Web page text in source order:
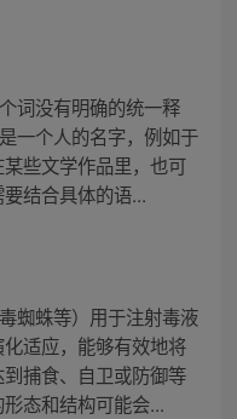
词没有明确的统一释
一个人的名字，例如于
些文学作品里，也可
结合具体的语...
蜘蛛等）用于注射毒液
适应，能够有效地将
捕食、自卫或防御等
态和结构可能会...